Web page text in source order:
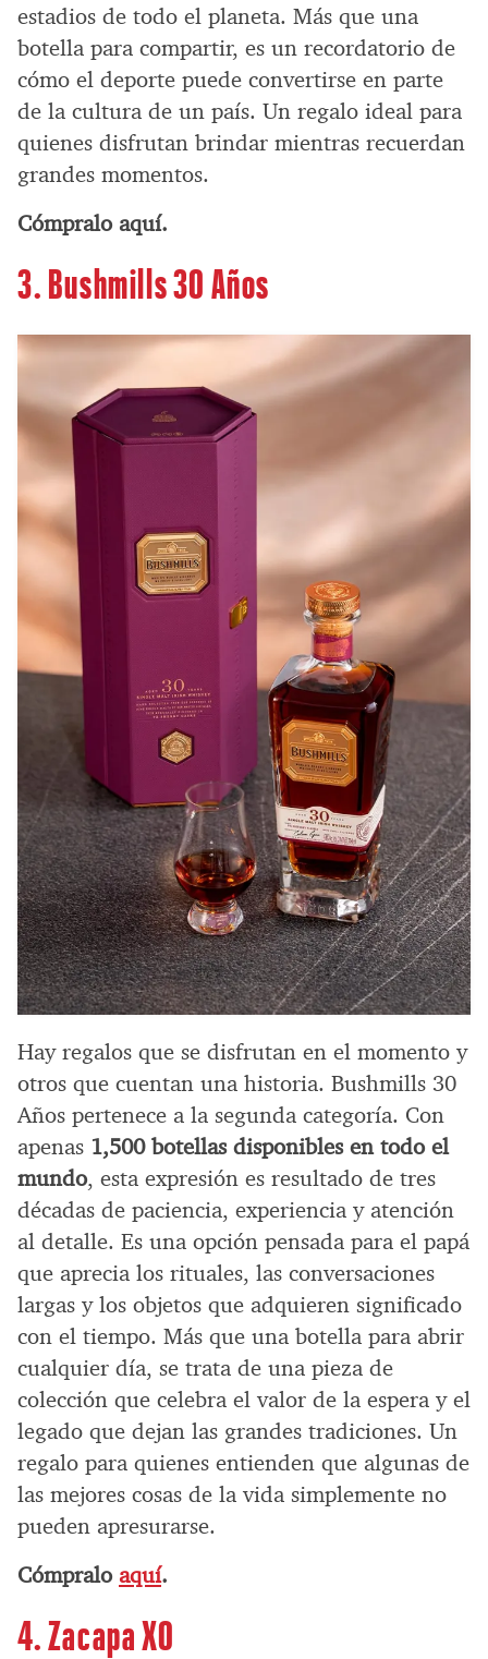
estadios de todo el planeta. Más que una
botella para compartir, es un recordatorio de
cómo el deporte puede convertirse en parte
de la cultura de un país. Un regalo ideal para
quienes disfrutan brindar mientras recuerdan
grandes momentos.
Cómpralo aquí.
3. Bushmills 30 Años
Hay regalos que se disfrutan en el momento y
otros que cuentan una historia. Bushmills 30
Años pertenece a la segunda categoría. Con
apenas 1,500 botellas disponibles en todo el
mundo, esta expresión es resultado de tres
décadas de paciencia, experiencia y atención
al detalle. Es una opción pensada para el papá
que aprecia los rituales, las conversaciones
largas y los objetos que adquieren significado
con el tiempo. Más que una botella para abrir
cualquier día, se trata de una pieza de
colección que celebra el valor de la espera y el
legado que dejan las grandes tradiciones. Un
regalo para quienes entienden que algunas de
las mejores cosas de la vida simplemente no
pueden apresurarse.
Cómpralo aquí.
4. Zacapa XO